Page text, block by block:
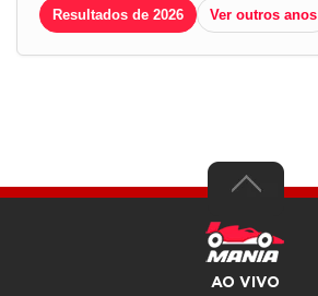
Resultados de 2026 Ver outros anos
AO VIVO